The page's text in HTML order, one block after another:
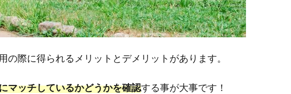
の際に得られるメリットとデメリットがあります。
マッチしているかどうかを確認する事が大事です！